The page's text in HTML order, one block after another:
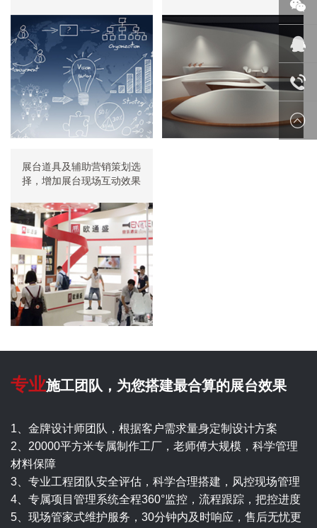
展台道具及辅助营销策划选
择，增加展台现场互动效果
专业施工团队，为您搭建最合算的展台效果
1、金牌设计师团队，根据客户需求量身定制设计方案
2、20000平方米专属制作工厂，老师傅大规模，科学管理
材料保障
3、专业工程团队安全评估，科学合理搭建，风控现场管理
4、专属项目管理系统全程360°监控，流程跟踪，把控进度
5、现场管家式维护服务，30分钟内及时响应，售后无忧更
微
在